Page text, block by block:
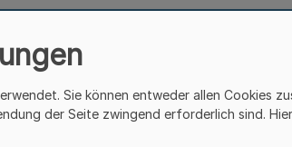
Sie können entweder allen Cookies
der Seite zwingend erforderlich sind.